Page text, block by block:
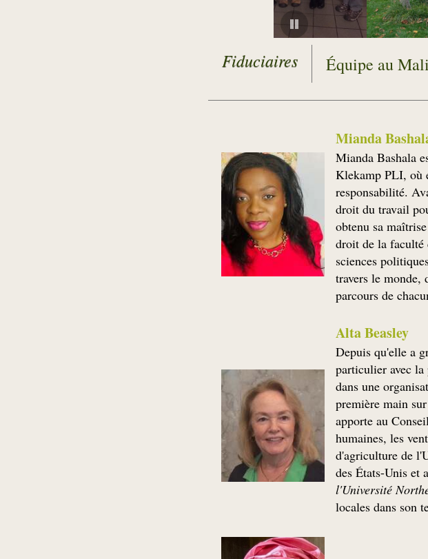
Fiduciaires Équipe au Mali
Mianda
Mianda Bashala
Klekamp PLI, où
responsabilité.
droit du travail
obtenu sa
droit de la faculté
sciences
travers le monde,
parcours de
Alta Beasley
Depuis qu'elle a
particulier avec
dans une
première main
apporte au
humaines, les
d'agriculture de
des États-Unis et
l'Université
locales dans son